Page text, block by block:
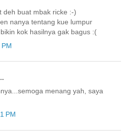
deh buat mbak ricke :-)
nanya tentang kue lumpur
kok hasilnya gak bagus :(
menang yah, saya
PM